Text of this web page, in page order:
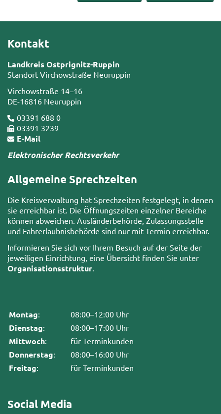
Kontakt
Landkreis Ostprignitz-Ruppin
Standort Virchowstraße Neuruppin
Virchowstraße 14–16
DE-16816 Neuruppin
03391 688 0
03391 3239
E-Mail
Elektronischer Rechtsverkehr
Allgemeine Sprechzeiten
Die Kreisverwaltung hat Sprechzeiten festgelegt, in denen
sie erreichbar ist. Die Öffnungszeiten einzelner Bereiche
können abweichen. Ausländerbehörde, Zulassungsstelle
und Fahrerlaubnisbehörde sind nur mit Termin erreichbar.
Informieren Sie sich vor Ihrem Besuch auf der Seite der
jeweiligen Einrichtung, eine Übersicht finden Sie unter
Organisationsstruktur
Montag: 08:00–12:00 Uhr
Dienstag: 08:00–17:00 Uhr
Mittwoch: für Terminkunden
Donnerstag: 08:00–16:00 Uhr
Freitag: für Terminkunden
Social Media